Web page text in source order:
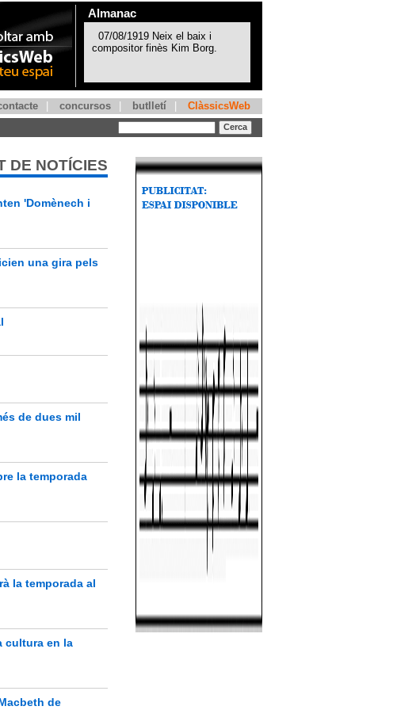
Almanac
concursos butlletí
ClàssicsWeb
DE NOTÍCIES
'Domènech i
una gira pels
de dues mil
la temporada
la temporada al
cultura en la
de